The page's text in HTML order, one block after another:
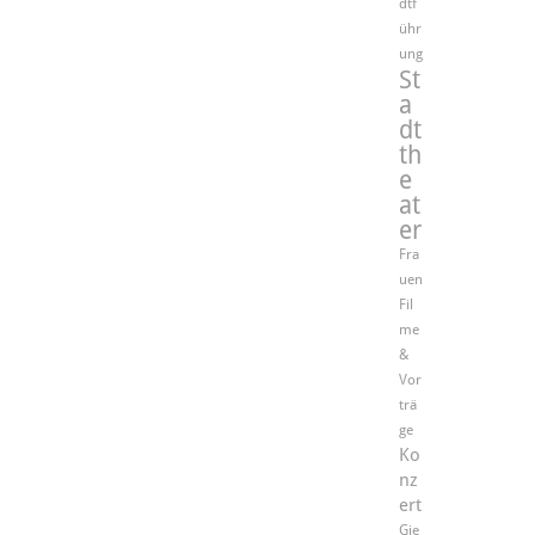
ühr
ung
St
a
dt
th
e
at
er
Fra
uen
Fil
me
&
Vor
trä
ge
Ko
nz
ert
Gie